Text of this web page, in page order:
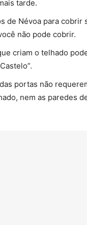
tarde.
de Névoa para cobrir
não pode cobrir.
criam o telhado
portas não
nem as paredes